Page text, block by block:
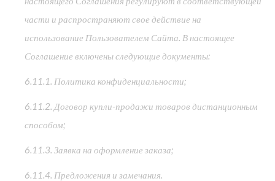
части и распространяют свое действие на
использование Пользователем Сайта. В настоящее
Соглашение включены следующие документы:
6.11.1. Политика конфиденциальности;
6.11.2. Договор купли-продажи товаров дистанционным
способом;
6.11.3. Заявка на оформление заказа;
6.11.4. Предложения и замечания.